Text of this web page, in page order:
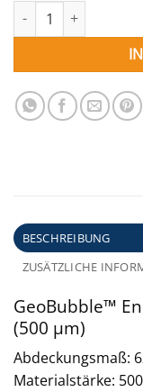
Solarplane
BESCHREIBUNG
ZUSÄTZLICHE
GeoBubble™
(500 µm)
Abdeckungsmaß:
Materialstärke: